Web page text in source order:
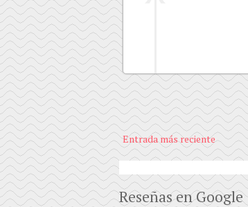
Entrada más reciente
Reseñas en Google